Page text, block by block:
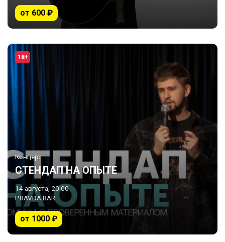
от 600 ₽
18+
Концерт
СТЕНДАП НА ОПЫТЕ
14 августа, 20:00
PRAVDA BAR
от 1000 ₽